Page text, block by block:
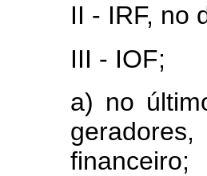
II - IRF, no
III - IOF;
a) no
financeiro;